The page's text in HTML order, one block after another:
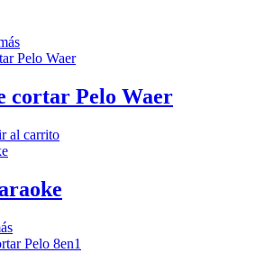
cortar Pelo Waer
al carrito